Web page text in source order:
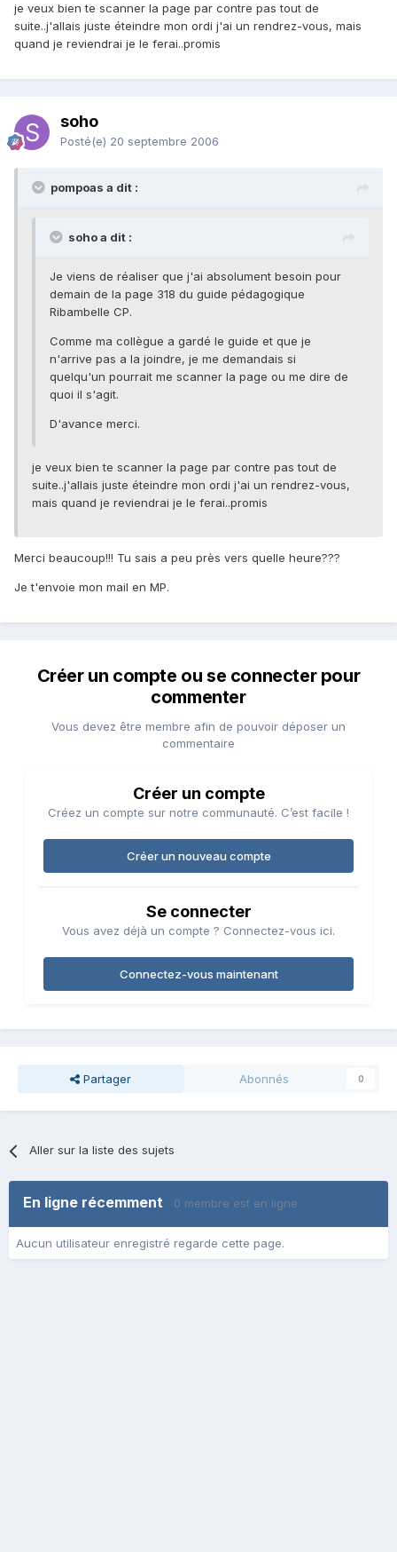
je veux bien te scanner la page par contre pas tout de
suite..j'allais juste éteindre mon ordi j'ai un rendrez-vous, mais
quand je reviendrai je le ferai..promis
soho
Posté(e) 20 septembre 2006
pompoas a dit :
soho a dit :
Je viens de réaliser que j'ai absolument besoin pour
demain de la page 318 du guide pédagogique
Ribambelle CP.
Comme ma collègue a gardé le guide et que je
n'arrive pas a la joindre, je me demandais si
quelqu'un pourrait me scanner la page ou me dire de
quoi il s'agit.
D'avance merci.
je veux bien te scanner la page par contre pas tout de
suite..j'allais juste éteindre mon ordi j'ai un rendrez-vous,
mais quand je reviendrai je le ferai..promis
Merci beaucoup!!! Tu sais a peu près vers quelle heure???
Je t'envoie mon mail en MP.
Créer un compte ou se connecter pour
commenter
Vous devez être membre afin de pouvoir déposer un
commentaire
Créer un compte
Créez un compte sur notre communauté. C’est facile !
Créer un nouveau compte
Se connecter
Vous avez déjà un compte ? Connectez-vous ici.
Connectez-vous maintenant
Partager Abonnés 0
Aller sur la liste des sujets
En ligne récemment 0 membre est en ligne
Aucun utilisateur enregistré regarde cette page.